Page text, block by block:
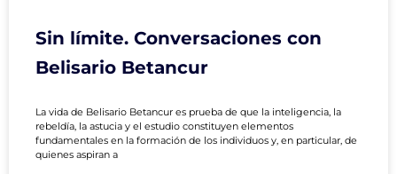
Sin límite. Conversaciones con
Belisario Betancur
La vida de Belisario Betancur es prueba de que la inteligencia, la
rebeldía, la astucia y el estudio constituyen elementos
fundamentales en la formación de los individuos y, en particular, de
quienes aspiran a